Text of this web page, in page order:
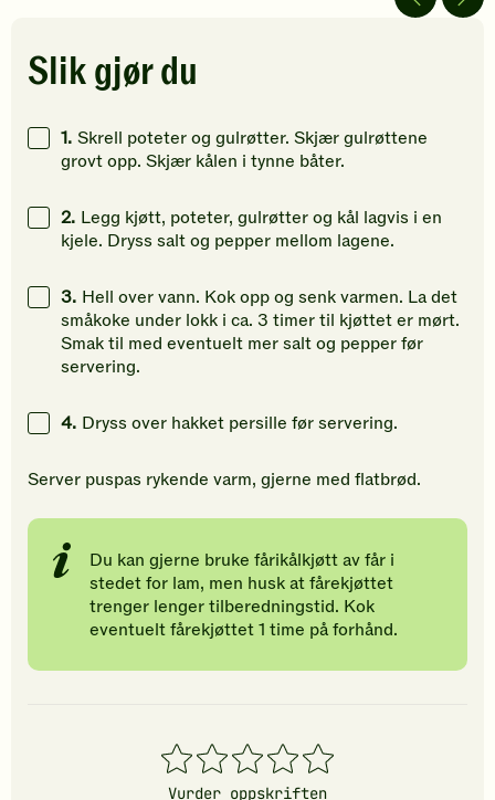
Klikk
for
gi
din
vurdering.
din
vurdering.
5
din
Slik gjør du
1. Skrell poteter og gulrøtter. Skjær gulrøttene
grovt opp. Skjær kålen i tynne båter.
2. Legg kjøtt, poteter, gulrøtter og kål lagvis i en
kjele. Dryss salt og pepper mellom lagene.
3. Hell over vann. Kok opp og senk varmen. La det
småkoke under lokk i ca. 3 timer til kjøttet er mørt.
Smak til med eventuelt mer salt og pepper før
servering.
4. Dryss over hakket persille før servering.
Server puspas rykende varm, gjerne med flatbrød.
Du kan gjerne bruke fårikålkjøtt av får i
stedet for lam, men husk at fårekjøttet
trenger lenger tilberedningstid. Kok
eventuelt fårekjøttet 1 time på forhånd.
1
stjerner
2
stjerner
3
stjerner
4
stjerner
5
stjerner
Vurder oppskriften